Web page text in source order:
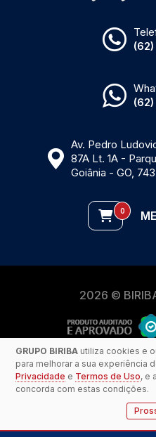
GRUPO BIRIBA utiliza cookies e
para melhorar a sua experiência
Privacidade e Termos de Uso, e
concorda com estas condições.
Av. Pedro
87A Lt. 1A -
Goiânia - GO,
0
2026 ©